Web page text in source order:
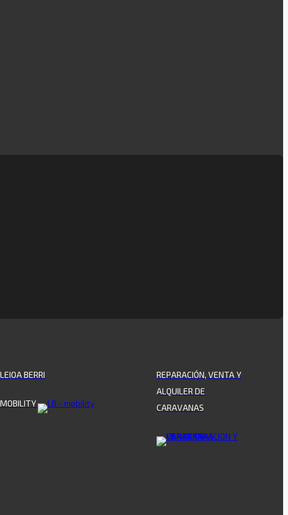
LEIOA BERRI
MOBILITY
REPARACIÓN, VENTA Y
ALQUILER DE
CARAVANAS